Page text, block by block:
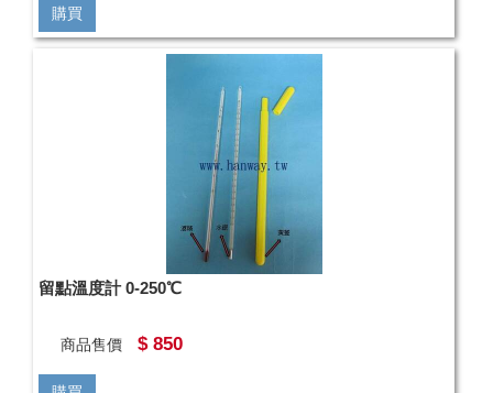
購買
留點溫度計 0-250℃
商品售價 $ 850